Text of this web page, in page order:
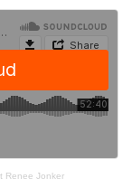
Renee Jonker